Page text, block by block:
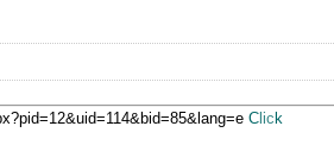
Click